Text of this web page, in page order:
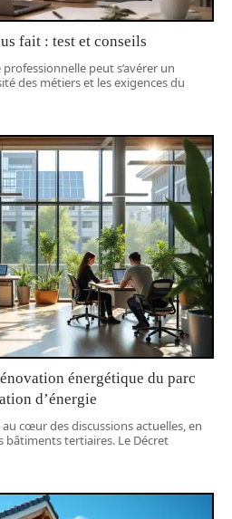
fait : test et conseils
peut s’avérer un
des métiers et les exigences du
énergétique du parc
d’énergie
cœur des discussions actuelles, en
bâtiments tertiaires. Le Décret